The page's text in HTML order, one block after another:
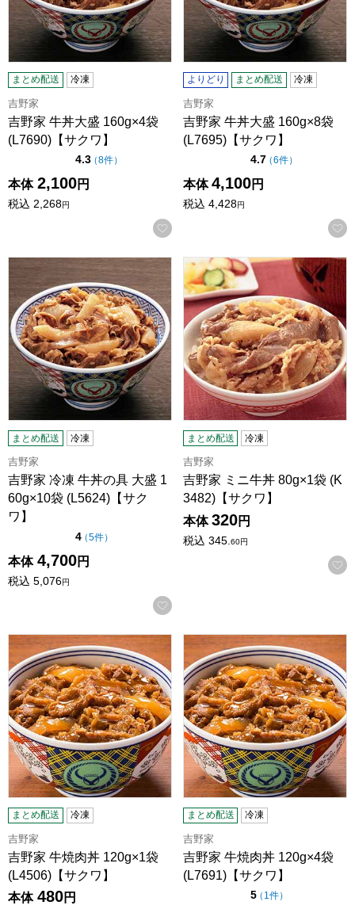
まとめ配送 冷凍
吉野家
吉野家 牛丼大盛 160g×4袋
(L7690)【サクワ】
4.3点（5点満点中）
（8件の評価
）
本体 2,100円
税込 2,268円
お気に入りに登録する
よりどり まとめ配送 冷凍
吉野家
吉野家 牛丼大盛 160g×8袋
(L7695)【サクワ】
4.7点（5点満点中）
（6件の評価
）
本体 4,100円
税込 4,428円
吉野家 冷凍 牛丼の具 大盛 160g×10袋 (L5624)【サクワ】
まとめ配送 冷凍
吉野家
吉野家 冷凍 牛丼の具 大盛 1
60g×10袋 (L5624)【サク
ワ】
4点（5点満点中）
（5件の評価
）
本体 4,700円
税込 5,076円
お気に入りに登録する
吉野家 ミニ牛丼 80g×1袋
まとめ配送 冷凍
吉野家
吉野家 ミニ牛丼 80g×1袋 (K
3482)【サクワ】
本体 320円
税込 345. 60円
吉野家 牛焼肉丼 120g×1袋 (L4506)【サクワ】
まとめ配送 冷凍
吉野家
吉野家 牛焼肉丼 120g×1袋
(L4506)【サクワ】
本体 480円
吉野家 牛焼肉丼 120g×4袋
まとめ配送 冷凍
吉野家
吉野家 牛焼肉丼 120g×4袋
(L7691)【サクワ】
5点（5点満点中）
（ 1件の評価
）